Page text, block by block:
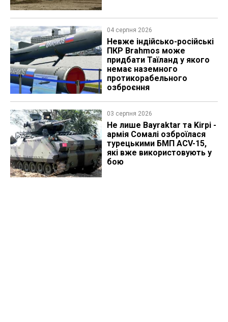
04 серпня 2026
Невже індійсько-російські
ПКР Brahmos може
придбати Таїланд у якого
немає наземного
протикорабельного
озброєння
03 серпня 2026
Не лише Bayraktar та Kirpi -
армія Сомалі озброїлася
турецькими БМП ACV-15,
які вже використовують у
бою